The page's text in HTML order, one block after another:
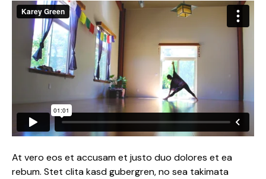
At vero eos et accusam et justo duo dolores et ea
rebum. Stet clita kasd gubergren, no sea takimata